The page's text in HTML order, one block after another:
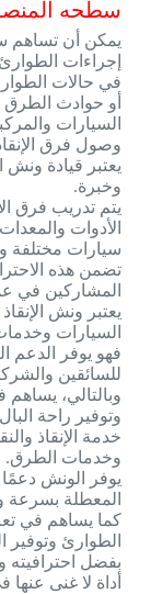
سطحه
يمكن أن تساهم
إجراءات
في حالات
أو حوادث الطرق
السيارات
وصول فرق
يعتبر قيادة ونش
وخبرة.
يتم تدريب فرق
الأدوات
سيارات مختلفة
تضمن هذه
المشاركين في
يعتبر ونش
السيارات
فهو يوفر الدعم
للسائقين
وبالتالي،
وتوفير راحة
خدمة الإنقاذ
وخدمات الطرق.
يوفر الونش دعمًا
المعطلة بسرعة
كما يساهم في
الطوارئ
بفضل احترافيته
أداة لا غنى